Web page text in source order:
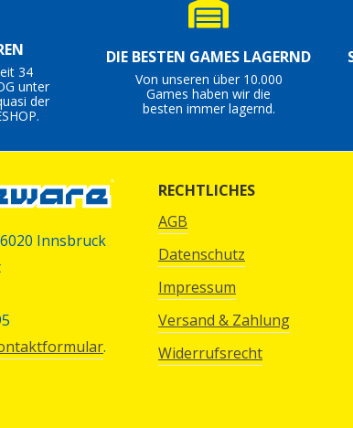
34
unter
der
DIE BESTEN GAMES LAGERND
Von unseren über 10.000
Games haben wir die
besten immer lagernd.
Innsbruck
.
RECHTLICHES
AGB
Datenschutz
Impressum
Versand & Zahlung
Widerrufsrecht